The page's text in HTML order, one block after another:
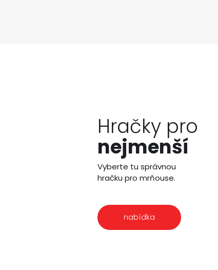
Hračky pro
nejmenší
Vyberte tu správnou
hračku pro mrňouse.
nabídka